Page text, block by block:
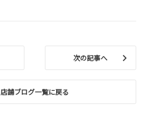
店舗ブログ一覧に戻る
次の記事へ